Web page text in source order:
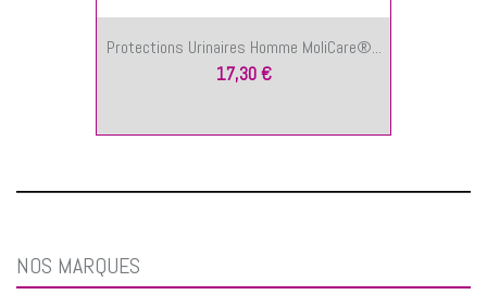
Protections Urinaires Homme MoliCare®...
17,30 €
NOS MARQUES